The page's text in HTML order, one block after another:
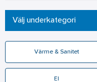
Välj underkategori
Värme & Sanitet
El